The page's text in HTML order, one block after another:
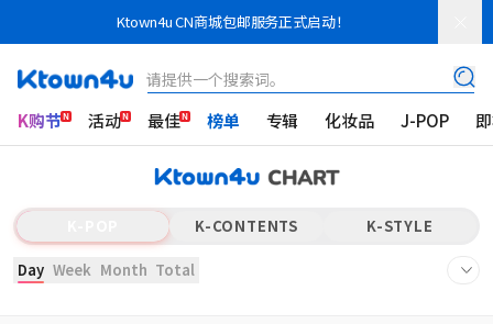
Ktown4u CN商城包邮服务正式启动！
请提供一个搜索词。
K购节 活动 最佳 榜单 专辑 化妆品 J-POP
K-CONTENTS K-STYLE
Day Week Month Total